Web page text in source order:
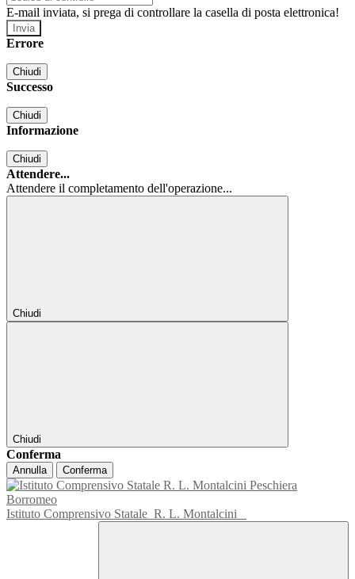
E-mail inviata, si prega di controllare la casella di posta elettronica!
Errore
Chiudi
Successo
Chiudi
Informazione
Chiudi
Attendere...
Attendere il completamento dell'operazione...
Chiudi
Chiudi
Conferma
Annulla Conferma
Istituto Comprensivo Statale R. L. Montalcini